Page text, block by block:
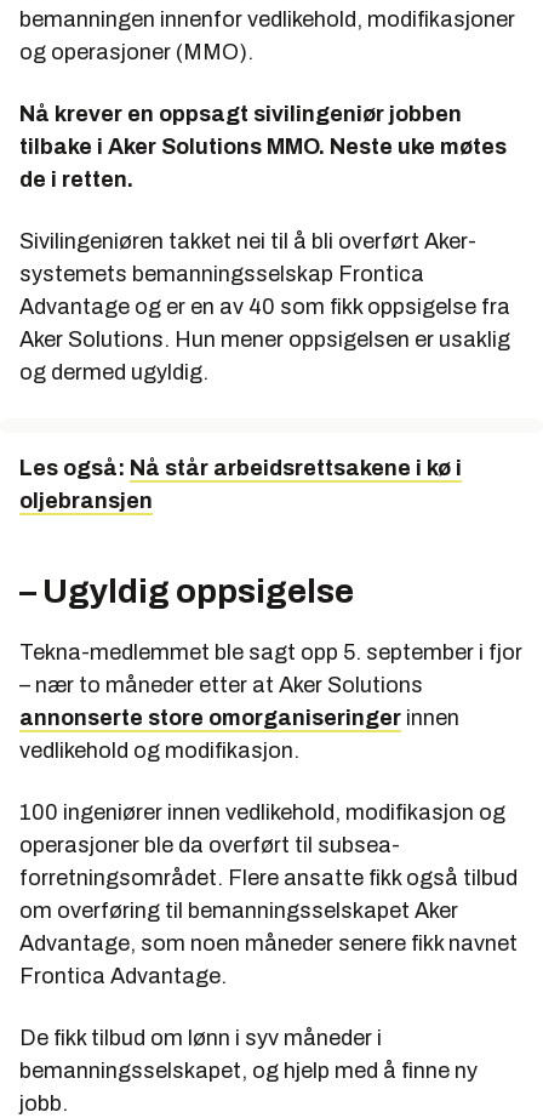
bemanningen innenfor vedlikehold, modifikasjoner
og operasjoner (MMO).
Nå krever en oppsagt sivilingeniør jobben
tilbake i Aker Solutions MMO. Neste uke møtes
de i retten.
Sivilingeniøren takket nei til å bli overført Aker-
systemets bemanningsselskap Frontica
Advantage og er en av 40 som fikk oppsigelse fra
Aker Solutions. Hun mener oppsigelsen er usaklig
og dermed ugyldig.
Les også: Nå står arbeidsrettsakene i kø i
oljebransjen
– Ugyldig oppsigelse
Tekna-medlemmet ble sagt opp 5. september i fjor
– nær to måneder etter at Aker Solutions
annonserte store omorganiseringer innen
vedlikehold og modifikasjon.
100 ingeniører innen vedlikehold, modifikasjon og
operasjoner ble da overført til subsea-
forretningsområdet. Flere ansatte fikk også tilbud
om overføring til bemanningsselskapet Aker
Advantage, som noen måneder senere fikk navnet
Frontica Advantage.
De fikk tilbud om lønn i syv måneder i
bemanningsselskapet, og hjelp med å finne ny
jobb.